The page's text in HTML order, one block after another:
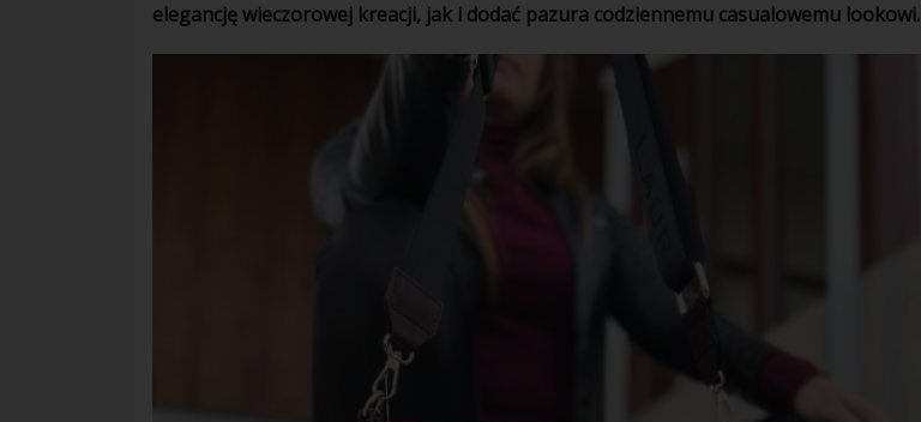
elegancję wieczorowej kreacji, jak i dodać pazura codziennemu casualowemu lookowi.